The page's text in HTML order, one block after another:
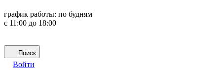
график работы: по будням
с 11:00 до 18:00
Поиск
Войти